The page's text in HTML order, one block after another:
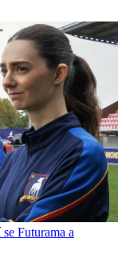
Futurama a